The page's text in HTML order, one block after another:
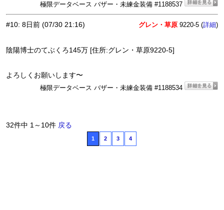
極限データベース バザー・未練金装備 #1188537
#10: 8日前 (07/30 21:16) グレン・草原 9220-5 (詳細)
陰陽博士のてぶくろ145万 [住所:グレン・草原9220-5]
よろしくお願いします〜
極限データベース バザー・未練金装備 #1188534
32件中 1～10件 戻る
1 2 3 4